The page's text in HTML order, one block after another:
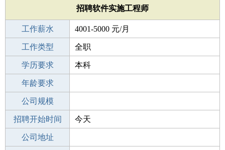
招聘软件实施工程师
工作薪水 4001-5000 元/月
招聘人数 6人
工作类型 全职
性别要求 -
学历要求 本科
工作经验
年龄要求
工作地点
公司规模
公司电话
招聘开始时间 今天
招聘结束时间
公司地址